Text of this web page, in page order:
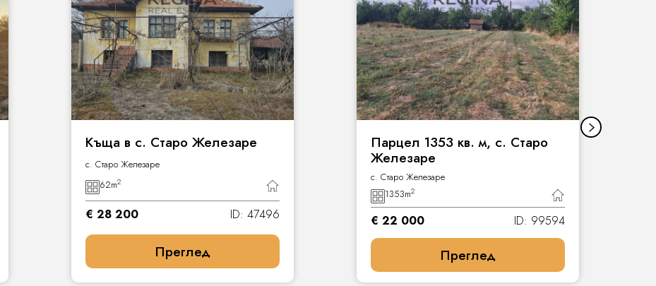
Къща в с. Старо Железаре
с. Старо Железаре
62m2
€ 28 200 ID: 47496
Преглед
Парцел 1353 кв. м, с. Старо
Железаре
с. Старо Железаре
1353m2
€ 22 000 ID: 99594
Преглед